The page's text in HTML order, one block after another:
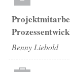
Benny Liebold